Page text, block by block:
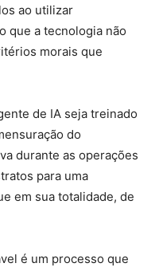
ao utilizar
que a tecnologia não
morais que
de IA seja treinado
do
durante as operações
para uma
em sua totalidade, de
é um processo que